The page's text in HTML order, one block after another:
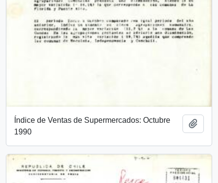
Índice de Ventas de Supermercados: Octubre
1990